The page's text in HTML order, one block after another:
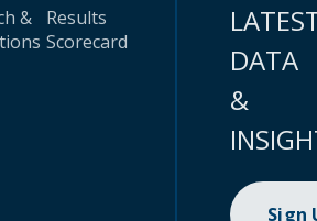
&
Results
Scorecard
DATA
&
Sign